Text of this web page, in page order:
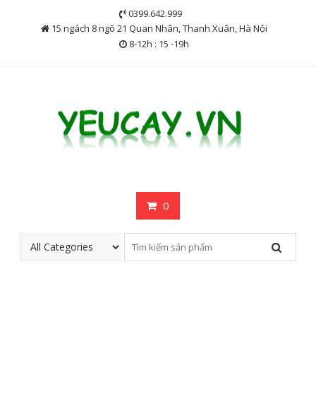
0399.642.999
15 ngách 8 ngõ 21 Quan Nhân, Thanh Xuân, Hà Nội
8-12h : 15 -19h
0